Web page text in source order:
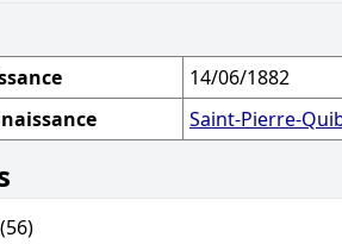
14/06/1882
Saint-Pierre-